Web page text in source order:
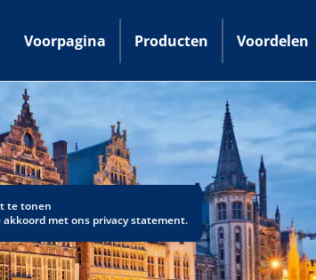
Voorpagina Producten Voordelen
te tonen
akkoord met ons privacy statement.